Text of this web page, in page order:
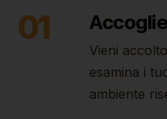
01
Vieni
esamina i
ambiente